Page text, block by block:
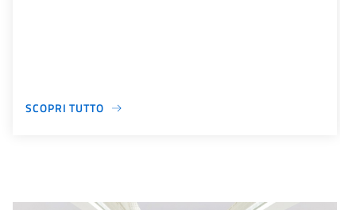
SCOPRI TUTTO